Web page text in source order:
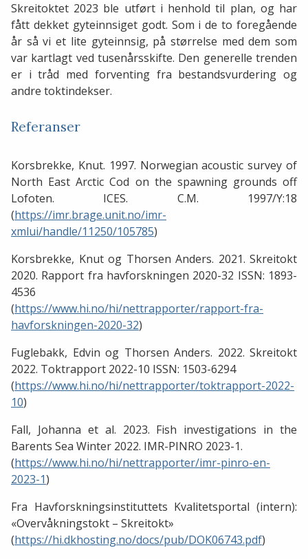
Skreitoktet 2023 ble utført i henhold til plan, og har
fått dekket gyteinnsiget godt. Som i de to foregående
år så vi et lite gyteinnsig, på størrelse med dem som
var kartlagt ved tusenårsskifte. Den generelle trenden
er i tråd med forventing fra bestandsvurdering og
andre toktindekser.
Referanser
Korsbrekke, Knut. 1997. Norwegian acoustic survey of
North East Arctic Cod on the spawning grounds off
Lofoten. ICES. C.M. 1997/Y:18
(https://imr.brage.unit.no/imr-
xmlui/handle/11250/105785)
Korsbrekke, Knut og Thorsen Anders. 2021. Skreitokt
2020. Rapport fra havforskningen 2020-32 ISSN: 1893-
4536
(https://www.hi.no/hi/nettrapporter/rapport-fra-
havforskningen-2020-32)
Fuglebakk, Edvin og Thorsen Anders. 2022. Skreitokt
2022. Toktrapport 2022-10 ISSN: 1503-6294
(https://www.hi.no/hi/nettrapporter/toktrapport-2022-
10)
Fall, Johanna et al. 2023. Fish investigations in the
Barents Sea Winter 2022. IMR-PINRO 2023-1.
(https://www.hi.no/hi/nettrapporter/imr-pinro-en-
2023-1)
Fra Havforskningsinstituttets Kvalitetsportal (intern):
«Overvåkningstokt – Skreitokt»
(https://hi.dkhosting.no/docs/pub/DOK06743.pdf)